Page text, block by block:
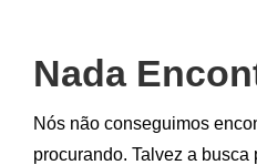
Nada
Nós não conseguimos
procurando. Talvez a busca